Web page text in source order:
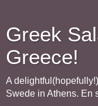
Greek
Greece!
A
Swede in Athens. En